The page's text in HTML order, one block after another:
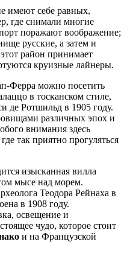
имеют себе равных,
где снимали многие
поражают воображение;
русские, а затем и
район принимает
круизные лайнеры.
Ферра можно посетить
в тосканском стиле,
де Ротшильд в 1905 году.
различных эпох и
внимания здесь
так приятно прогуляться
изысканная вилла
мысе над морем.
Теодора Рейнаха в
в 1908 году.
освещение и
чудо, которое стоит
и на Французской